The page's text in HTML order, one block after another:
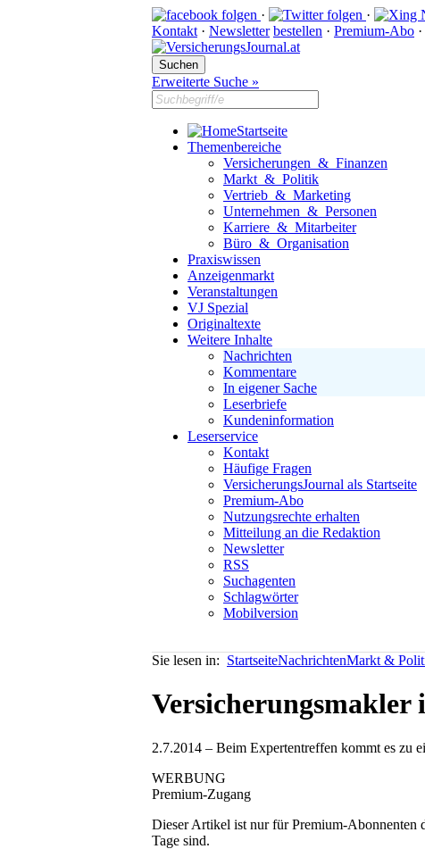
· ·
Kontakt · Newsletter bestellen · Premium-Abo ·
Erweiterte Suche »
Startseite
Themenbereiche
Versicherungen & Finanzen
Markt & Politik
Vertrieb & Marketing
Unternehmen & Personen
Karriere & Mitarbeiter
Büro & Organisation
Praxiswissen
Anzeigenmarkt
Veranstaltungen
VJ Spezial
Originaltexte
Weitere Inhalte
Nachrichten
Kommentare
In eigener Sache
Leserbriefe
Kundeninformation
Leserservice
Kontakt
Häufige Fragen
VersicherungsJournal als Startseite
Premium-Abo
Nutzungsrechte erhalten
Mitteilung an die Redaktion
Newsletter
RSS
Suchagenten
Schlagwörter
Mobilversion
Sie lesen in: StartseiteNachrichtenMarkt &
2.7.2014 – Beim Expertentreffen kommt es zu
WERBUNG
Premium-Zugang
Dieser Artikel ist nur für Premium-Abonnenten
Tage sind.